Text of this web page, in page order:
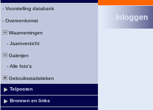
- Voorstelling databank
- Overeenkomst
Waarnemingen
- Jaaroverzicht
Galerijen
- Alle foto's
Gebruiksstatistieken
Telposten
Bronnen en links
Inloggen